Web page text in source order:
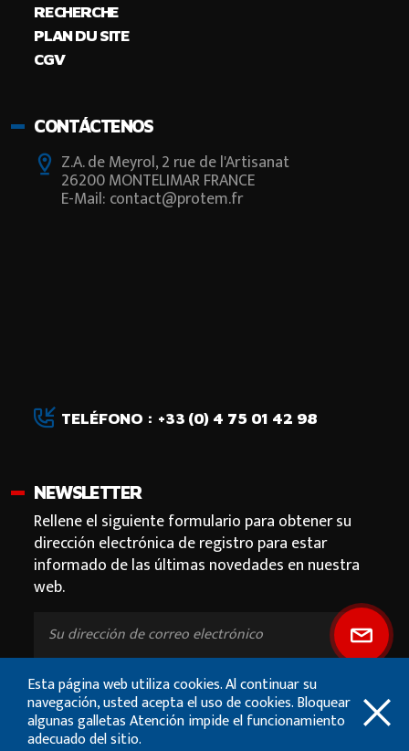
Esta página web utiliza cookies. Al continuar su
navegación, usted acepta el uso de cookies. Bloquear
algunas galletas Atención impide el funcionamiento
adecuado del sitio.
RECHERCHE
PLAN DU SITE
CGV
CONTÁCTENOS
Z.A. de Meyrol, 2 rue de l'Artisanat
26200 MONTELIMAR FRANCE
E-Mail: contact@protem.fr
TELÉFONO : +33 (0) 4 75 01 42 98
NEWSLETTER
Rellene el siguiente formulario para obtener su
dirección electrónica de registro para estar
informado de las últimas novedades en nuestra
web.